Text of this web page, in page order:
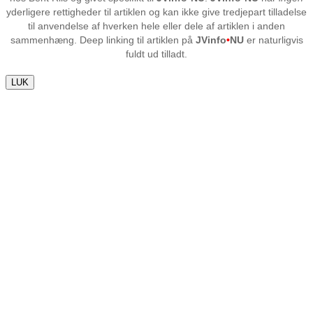
yderligere rettigheder til artiklen og kan ikke give tredjepart tilladelse
til anvendelse af hverken hele eller dele af artiklen i anden
sammenhæng. Deep linking til artiklen på JVinfo•NUer naturligvis
fuldt ud tilladt.
LUK